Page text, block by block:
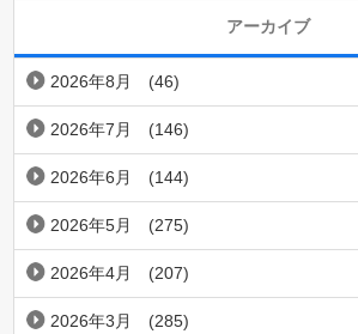
アーカイブ
2026年8月 (46)
2026年7月 (146)
2026年6月 (144)
2026年5月 (275)
2026年4月 (207)
2026年3月 (285)